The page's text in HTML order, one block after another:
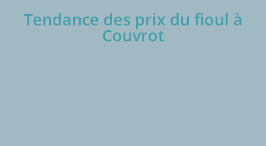
Tendance des prix du fioul à
Couvrot